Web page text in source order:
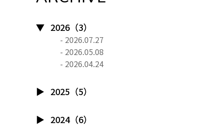
2026（3）
- 2026.07.27
- 2026.05.08
- 2026.04.24
2025（5）
2024（6）